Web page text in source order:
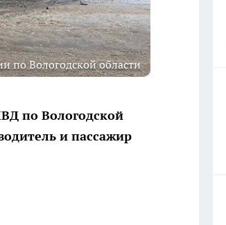
по Вологодской области
по Вологодской
и пассажир